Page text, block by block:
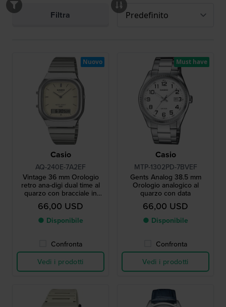
Filtra
Casio
AQ-240E-7A2EF
Vintage 36 mm Orologio
retro ana-digi dual time al
quarzo con bracciale in
acciaio inossidabile
66,00 USD
● Disponibile
Confronta
Vedi i prodotti
Nuovo
Casio
MTP-1302PD-7BVEF
Gents Analog 38.5 mm
Orologio analogico al
quarzo con data
66,00 USD
● Disponibile
Confronta
Vedi i prodotti
Must have